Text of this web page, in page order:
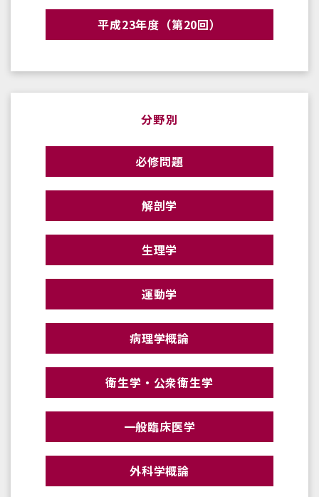
平成23年度（第20回）
分野別
必修問題
解剖学
生理学
運動学
病理学概論
衛生学・公衆衛生学
一般臨床医学
外科学概論